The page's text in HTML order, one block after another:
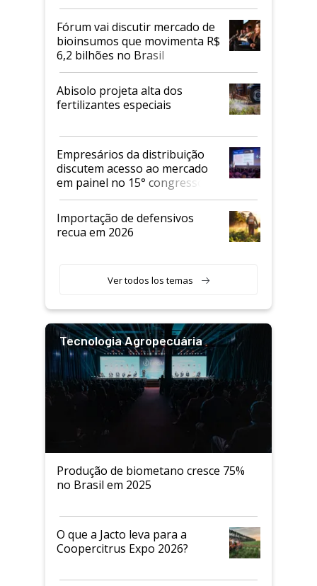
Fórum vai discutir mercado de
bioinsumos que movimenta R$
6,2 bilhões no Brasil
Abisolo projeta alta dos
fertilizantes especiais
Empresários da distribuição
discutem acesso ao mercado
em painel no 15° congresso
Andav
Importação de defensivos
recua em 2026
Ver todos los temas
Tecnologia Agropecuária
Produção de biometano cresce 75%
no Brasil em 2025
O que a Jacto leva para a
Coopercitrus Expo 2026?